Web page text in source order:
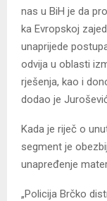
nas u BiH je da
ka Evropskoj
unaprijede
odvija u oblasti
rješenja, kao i
dodao je
Kada je riječ o
segment je
unapređenje
„Policija Brčko